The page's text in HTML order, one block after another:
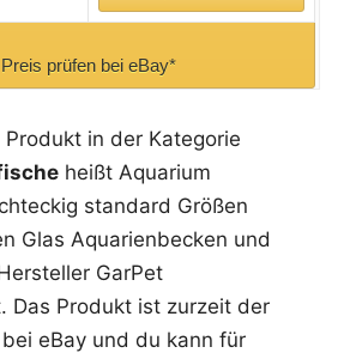
Preis prüfen bei eBay*
Produkt in der Kategorie
heißt Aquarium
standard Größen
Glas Aquarienbecken und
GarPet
Das Produkt ist zurzeit der
eBay und du kann für